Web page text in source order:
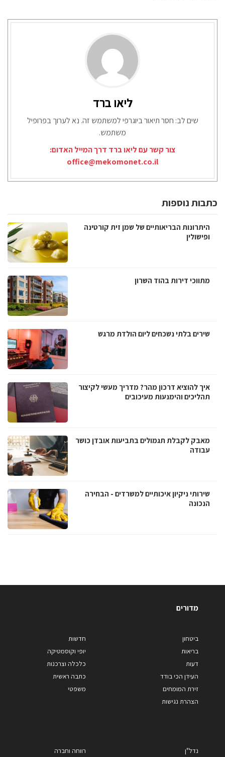
ליאו ברד
שים לב: חסר תיאור ביוגרפי למשתמש זה. נא לערוך בפרופיל
משתמש.
צור קשר עם ליאו ברד דרך המייל האדום:
office@mekomonet.co.il
כתבות נוספות
היתרונות הבריאותיים של שמן זית קורטינה
ופישולין
מתווכי דירות בהוד השרון
שירים בלתי נשכחים ליום הולדת מרגש
איך להוציא דרכון מהר? מדריך מעשי לקיצור
תהליכים והימנעות מעיכובים
מאבק לקבלת תגמולים בתביעות אובדן כושר
עבודה
שירותי ניקיון איכותיים למשרדים - הבחירה
הנכונה
מדורים
ביטחון
בריאות
דעות
העידן הכי בודד
זירת המומחים
הצהרת נגישות
חדשות
יופי וקוסמטיקה
כלכלה וצרכנות
כתבה ראשית
משפטי
נדל"ן רווחה וחברה